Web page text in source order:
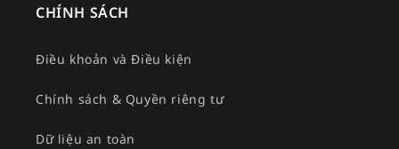
CHÍNH SÁCH
Điều khoản và Điều kiện
Chính sách & Quyền riêng tư
Dữ liệu an toàn